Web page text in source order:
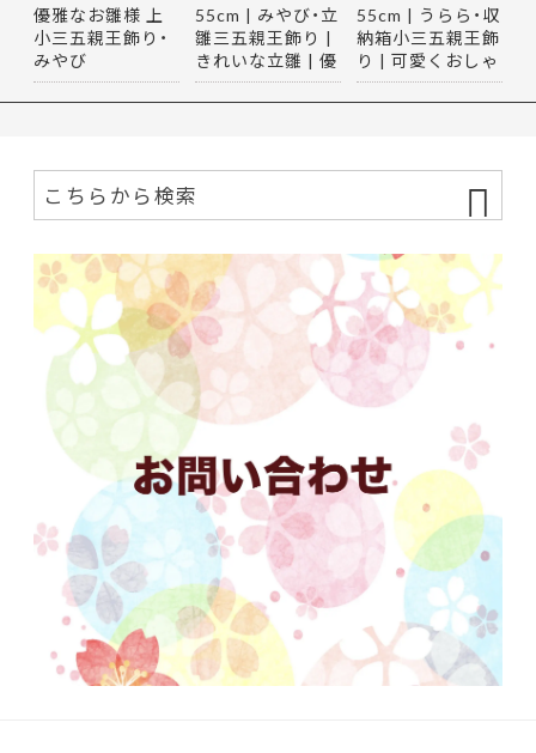
優雅なお雛様 上
小三五親王飾り・
みやび
55cm | みやび・立
雛三五親王飾り |
きれいな立雛 | 優
雅…
55cm | うらら・収
納箱小三五親王飾
り | 可愛くおしゃ
れ…